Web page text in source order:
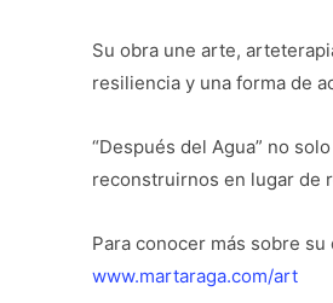
Su obra une arte,
resiliencia y una forma de
“Después del Agua” no
reconstruirnos en lugar de
Para conocer más sobre
www.martaraga.com/art